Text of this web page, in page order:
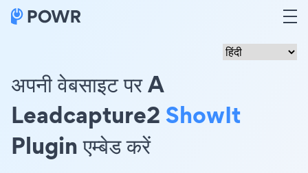
अपनी वेबसाइट पर A
Leadcapture2ShowIt
Plugin एम्बेड करें